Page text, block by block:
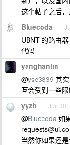
这个帖子之后，
Bluecoda
UBNT 的路由
代码
yanghanlin
@ysc3839 其
互会受到一些限
yyzh Jun 30,
@Bluecoda 如
当然你如果还